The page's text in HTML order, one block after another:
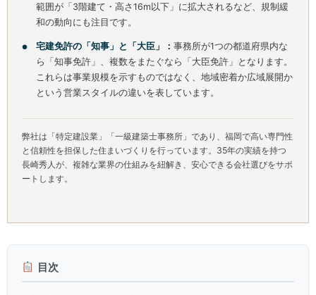
範囲が「3階建て・高さ16m以下」に拡大されるなど、規制緩
和の動向にも注目です。
宅建免許の「知事」と「大臣」：事務所が1つの都道府県内な
ら「知事免許」、複数をまたぐなら「大臣免許」となります。
これらは事業規模を示すものではなく、地域密着か広域展開か
という営業スタイルの違いを表しています。
弊社は「特定建設業」「一級建築士事務所」であり、福岡で高い専門性
と信頼性を担保した住まいづくりを行っています。35年の実績を持つ
長崎秀人が、複雑な業界の仕組みを紐解き、安心できる会社選びをサポ
ートします。
目次